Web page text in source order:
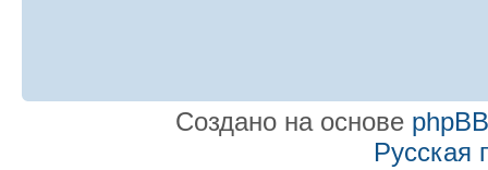
Создано на основе phpBB
Русская